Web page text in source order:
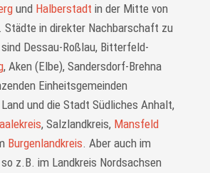
und Halberstadt in der Mitte von
Städte in direkter Nachbarschaft zu
Dessau-Roßlau, Bitterfeld-
, Aken (Elbe), Sandersdorf-Brehna
Einheitsgemeinden
und die Stadt Südliches Anhalt,
, Salzlandkreis, Mansfeld
Burgenlandkreis . Aber auch im
z.B. im Landkreis Nordsachsen